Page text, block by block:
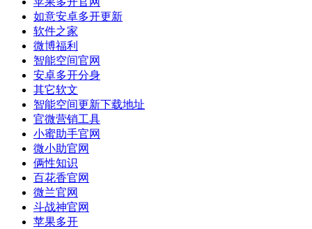
如意安卓多开更新
软件之家
微博福利
智能空间官网
安卓多开分身
其它软文
智能空间更新下载地址
官微营销工具
小蜜助手官网
微小助官网
俩性知识
百花香官网
微兰官网
斗战神官网
苹果多开